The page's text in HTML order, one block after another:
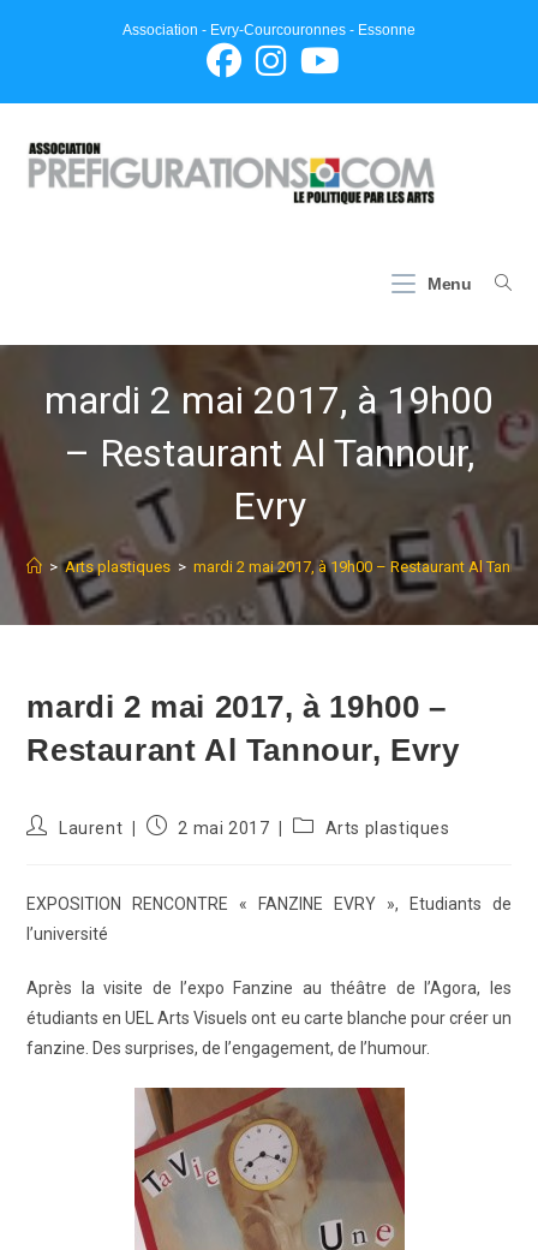
Association - Evry-Courcouronnes - Essonne
Menu
mardi 2 mai 2017, à 19h00
– Restaurant Al Tannour,
Evry
> Arts plastiques > mardi 2 mai 2017, à 19h00 – Restaurant Al
mardi 2 mai 2017, à 19h00 –
Restaurant Al Tannour, Evry
Auteur/autrice
publication :
Laurent
Publication
2 mai 2017
PostArts plastiques
EXPOSITION RENCONTRE « FANZINE EVRY », Etudiants de
l’université
Après la visite de l’expo Fanzine au théâtre de l’Agora, les
étudiants en UEL Arts Visuels ont eu carte blanche pour créer un
fanzine. Des surprises, de l’engagement, de l’humour.